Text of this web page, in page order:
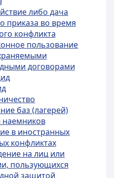
либо дача
приказа во время
конфликта
пользование
договорами
баз (лагерей)
наемников
в иностранных
конфликтах
на лиц или
пользующихся
защитой